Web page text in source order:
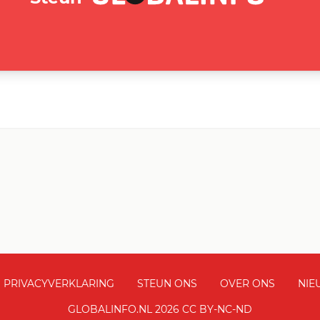
PRIVACYVERKLARING STEUN ONS OVER ONS
GLOBALINFO.NL 2026 CC BY-NC-ND